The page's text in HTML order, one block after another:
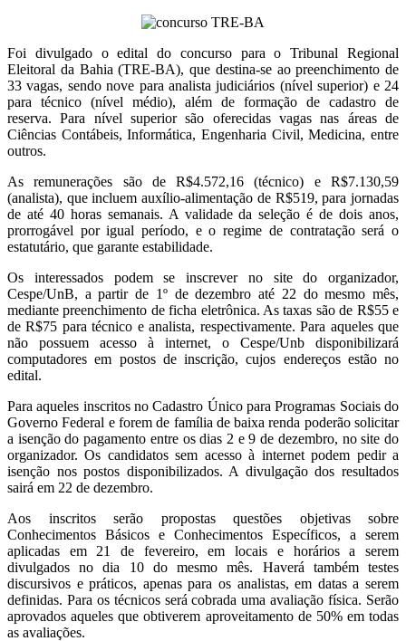
Foi divulgado o edital do concurso para o Tribunal Regional
Eleitoral da Bahia (TRE-BA), que destina-se ao preenchimento de
33 vagas, sendo nove para analista judiciários (nível superior) e 24
para técnico (nível médio), além de formação de cadastro de
reserva. Para nível superior são oferecidas vagas nas áreas de
Ciências Contábeis, Informática, Engenharia Civil, Medicina, entre
outros.
As remunerações são de R$4.572,16 (técnico) e R$7.130,59
(analista), que incluem auxílio-alimentação de R$519, para jornadas
de até 40 horas semanais. A validade da seleção é de dois anos,
prorrogável por igual período, e o regime de contratação será o
estatutário, que garante estabilidade.
Os interessados podem se inscrever no site do organizador,
Cespe/UnB, a partir de 1º de dezembro até 22 do mesmo mês,
mediante preenchimento de ficha eletrônica. As taxas são de R$55 e
de R$75 para técnico e analista, respectivamente. Para aqueles que
não possuem acesso à internet, o Cespe/Unb disponibilizará
computadores em postos de inscrição, cujos endereços estão no
edital.
Para aqueles inscritos no Cadastro Único para Programas Sociais do
Governo Federal e forem de família de baixa renda poderão solicitar
a isenção do pagamento entre os dias 2 e 9 de dezembro, no site do
organizador. Os candidatos sem acesso à internet podem pedir a
isenção nos postos disponibilizados. A divulgação dos resultados
sairá em 22 de dezembro.
Aos inscritos serão propostas questões objetivas sobre
Conhecimentos Básicos e Conhecimentos Específicos, a serem
aplicadas em 21 de fevereiro, em locais e horários a serem
divulgados no dia 10 do mesmo mês. Haverá também testes
discursivos e práticos, apenas para os analistas, em datas a serem
definidas. Para os técnicos será cobrada uma avaliação física. Serão
aprovados aqueles que obtiverem aproveitamento de 50% em todas
as avaliações.